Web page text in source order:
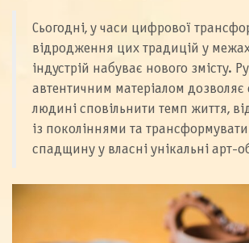
Сьогодні, у часи цифрової
відродження цих традицій у
індустрій набуває нового змісту.
автентичним матеріалом дозволяє
людині сповільнити темп життя,
із поколіннями та
спадщину у власні унікальні арт-